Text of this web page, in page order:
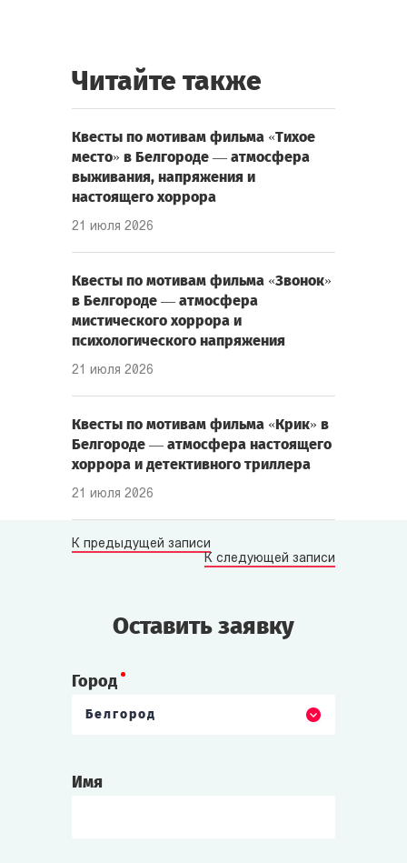
Читайте также
Квесты по мотивам фильма «Тихое
место» в Белгороде — атмосфера
выживания, напряжения и
настоящего хоррора
21 июля 2026
Квесты по мотивам фильма «Звонок»
в Белгороде — атмосфера
мистического хоррора и
психологического напряжения
21 июля 2026
Квесты по мотивам фильма «Крик» в
Белгороде — атмосфера настоящего
хоррора и детективного триллера
21 июля 2026
К предыдущей записи
К следующей записи
Оставить заявку
Город
Белгород
Имя